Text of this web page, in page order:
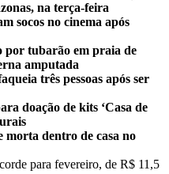
na terça-feira
socos no cinema após
por tubarão em praia de
amputada
três pessoas após ser
doação de kits ‘Casa de
morta dentro de casa no
para fevereiro, de R$ 11,5